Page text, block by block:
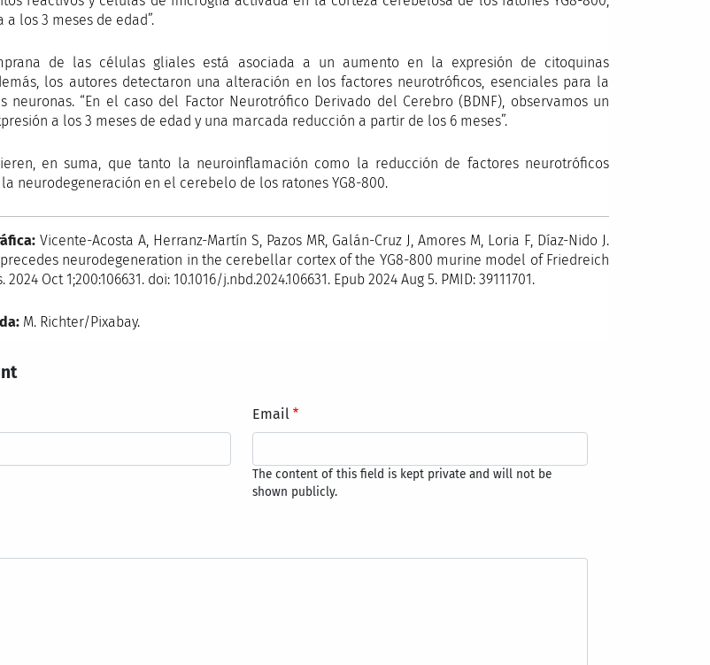
los 3 meses de edad”.
de las células gliales está asociada a un aumento en la expresión de citoquinas
los autores detectaron una alteración en los factores neurotróficos, esenciales para la
neuronas. “En el caso del Factor Neurotrófico Derivado del Cerebro (BDNF), observamos un
a los 3 meses de edad y una marcada reducción a partir de los 6 meses”.
en suma, que tanto la neuroinflamación como la reducción de factores neurotróficos
neurodegeneración en el cerebelo de los ratones YG8-800.
Vicente-Acosta A, Herranz-Martín S, Pazos MR, Galán-Cruz J, Amores M, Loria F, Díaz-Nido J.
neurodegeneration in the cerebellar cortex of the YG8-800 murine model of Friedreich
Oct 1;200:106631. doi: 10.1016/j.nbd.2024.106631. Epub 2024 Aug 5. PMID: 39111701.
M. Richter/Pixabay.
Email
The content of this field is kept private and will not be
shown publicly.